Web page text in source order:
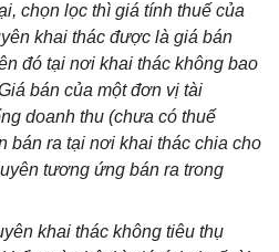
chọn lọc thì giá tính thuế của
khai thác được là giá bán
đó tại nơi khai thác không bao
bán của một đơn vị tài
doanh thu (chưa có thuế
bán ra tại nơi khai thác chia cho
tương ứng bán ra trong
khai thác không tiêu thụ